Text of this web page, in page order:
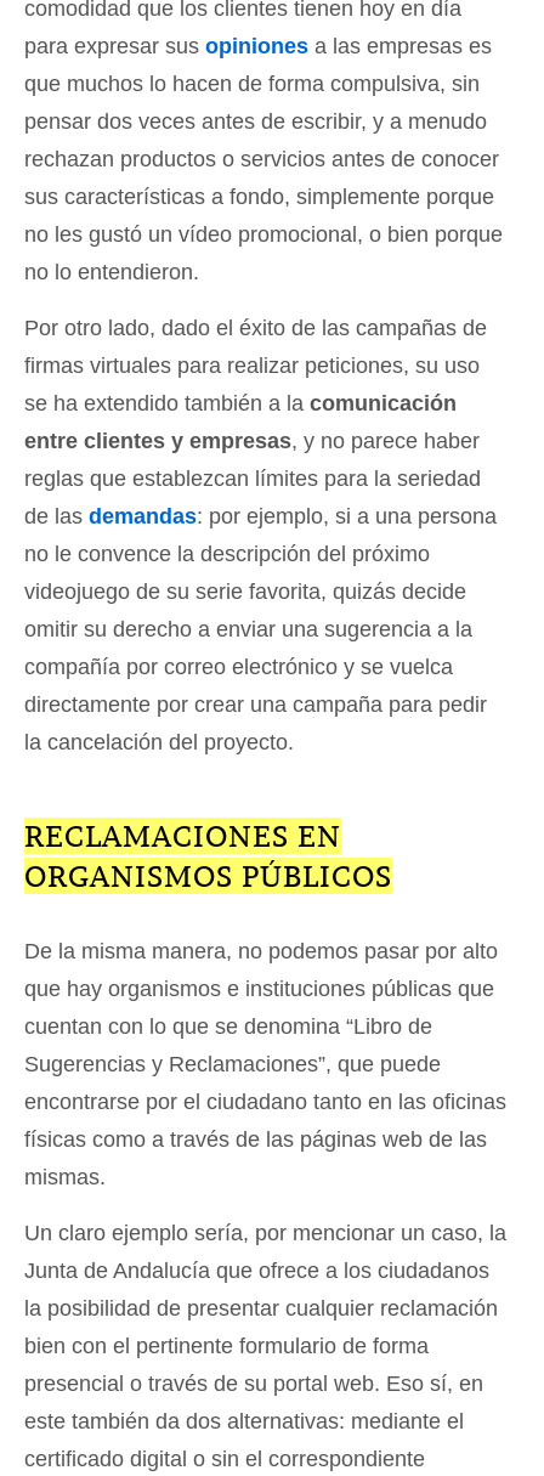
comodidad que los clientes tienen hoy en día
para expresar sus opiniones a las empresas es
que muchos lo hacen de forma compulsiva, sin
pensar dos veces antes de escribir, y a menudo
rechazan productos o servicios antes de conocer
sus características a fondo, simplemente porque
no les gustó un vídeo promocional, o bien porque
no lo entendieron.
Por otro lado, dado el éxito de las campañas de
firmas virtuales para realizar peticiones, su uso
se ha extendido también a la comunicación
entre clientes y empresas, y no parece haber
reglas que establezcan límites para la seriedad
de las demandas: por ejemplo, si a una persona
no le convence la descripción del próximo
videojuego de su serie favorita, quizás decide
omitir su derecho a enviar una sugerencia a la
compañía por correo electrónico y se vuelca
directamente por crear una campaña para pedir
la cancelación del proyecto.
RECLAMACIONES EN
ORGANISMOS PÚBLICOS
De la misma manera, no podemos pasar por alto
que hay organismos e instituciones públicas que
cuentan con lo que se denomina “Libro de
Sugerencias y Reclamaciones”, que puede
encontrarse por el ciudadano tanto en las oficinas
físicas como a través de las páginas web de las
mismas.
Un claro ejemplo sería, por mencionar un caso, la
Junta de Andalucía que ofrece a los ciudadanos
la posibilidad de presentar cualquier reclamación
bien con el pertinente formulario de forma
presencial o través de su portal web. Eso sí, en
este también da dos alternativas: mediante el
certificado digital o sin el correspondiente